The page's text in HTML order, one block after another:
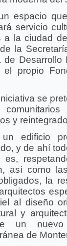
espacio
servicio
a la ciudad
la
de
el propio
se
y
un edificio
y de ahí
es,
así como
la
al diseño
y
un
de